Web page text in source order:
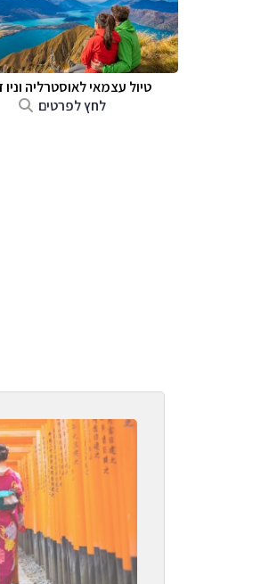
טיול עצמאי לאוסטרליה וניו
לחץ לפרטים